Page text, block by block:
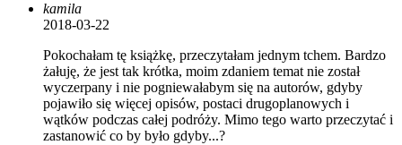
kamila
2018-03-22
Pokochałam tę książkę, przeczytałam jednym tchem. Bardzo
żałuję, że jest tak krótka, moim zdaniem temat nie został
wyczerpany i nie pogniewałabym się na autorów, gdyby
pojawiło się więcej opisów, postaci drugoplanowych i
wątków podczas całej podróży. Mimo tego warto przeczytać i
zastanowić co by było gdyby...?